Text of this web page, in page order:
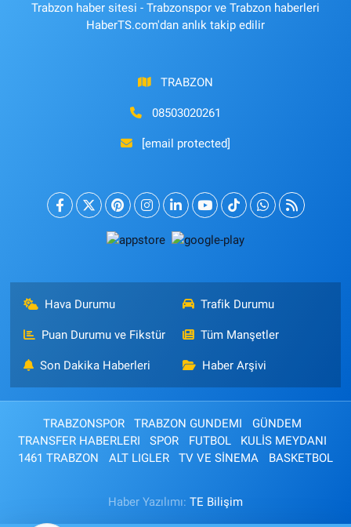
Trabzon haber sitesi - Trabzonspor ve Trabzon haberleri
HaberTS.com'dan anlık takip edilir
TRABZON
08503020261
[email protected]
Hava Durumu Trafik Durumu
Puan Durumu ve Fikstür Tüm Manşetler
Son Dakika Haberleri Haber Arşivi
TRABZONSPOR TRABZON GUNDEMI
GÜNDEM
TRANSFER HABERLERI
SPOR FUTBOL
KULİS MEYDANI
1461 TRABZON
ALT LIGLER TV VE SİNEMA BASKETBOL
Haber Yazılımı: TE Bilişim